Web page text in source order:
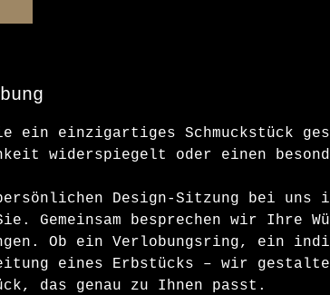
ein einzigartiges Schmuckstück
widerspiegelt oder einen
Design-Sitzung bei uns
Gemeinsam besprechen wir Ihre
Ob ein Verlobungsring, ein
eines Erbstücks – wir
das genau zu Ihnen passt.